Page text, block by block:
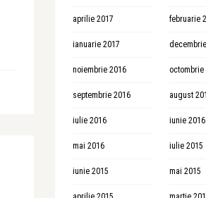
aprilie 2017 februarie
ianuarie 2017
noiembrie 2016 octombrie
septembrie 2016 august
iulie 2016 iunie 2016
mai 2016 iulie 2015
iunie 2015 mai 2015